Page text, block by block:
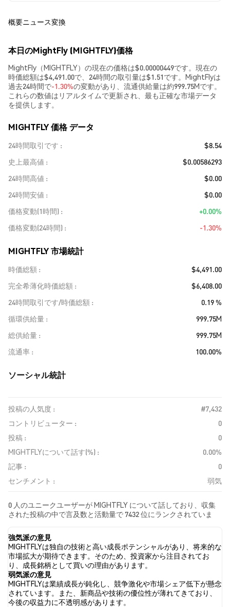
概要ニュース変換
本日のMightFly (MIGHTFLY)価格
MightFly（MIGHTFLY）の現在の価格は$0.00000449です。現在の
時価総額は$4,491.00で、24時間の取引量は$1.51です。MightFlyは
過去24時間で-1.30%の変動があり、流通供給量は約999.75Mです。
これらの数値はリアルタイムで更新され、最も正確な市場データ
を提供します。
MIGHTFLY 価格 データ
24時間取引です
$8.54
史上最高値
$0.00586293
24時間高値
$0.00
24時間安値
$0.00
価格変動(1時間)
+0.00%
価格変動(24時間)
-1.30%
MIGHTFLY 市場統計
時価総額
$4,491.00
完全希薄化時価総額
$6,408.00
24時間取引です/時価総額
0.19 %
循環供給量
999.75M
総供給量
999.75M
流通率
100.00%
ソーシャル統計
投稿の人気度 :
#7,432
コントリビューター :
0
投稿 :
0
MIGHTFLYについて話す(%) :
0.00%
記事 :
0
センチメント :
弱気
0 人のユニークユーザーが MIGHTFLY について話しており、収集
された投稿の中で言及数と活動量で 7432 位にランクされていま
MIGHTFLY への感情は 弱気 でした。 最後に、MIGHTFLY に関する
ニュース記事が 0 件公開されました。 Twitterでは、NaN% のツ
イートが強気の感情を示し、NaN% のツイートが弱気の感情を示
しました。 NaN% のツイートは MIGHTFLY に対して中立的でし
た。 これらの感情分析は 0 件のツイートに基づいています。
強気派の意見
MIGHTFLYは独自の技術と高い成長ポテンシャルがあり、将来的な
市場拡大が期待できます。そのため、投資家から注目されてお
り、成長銘柄として買いの理由があります。
弱気派の意見
MIGHTFLYは業績成長が鈍化し、競争激化や市場シェア低下が懸念
されています。また、新商品や技術の優位性が薄れてきており、
今後の収益力に不透明感があります。